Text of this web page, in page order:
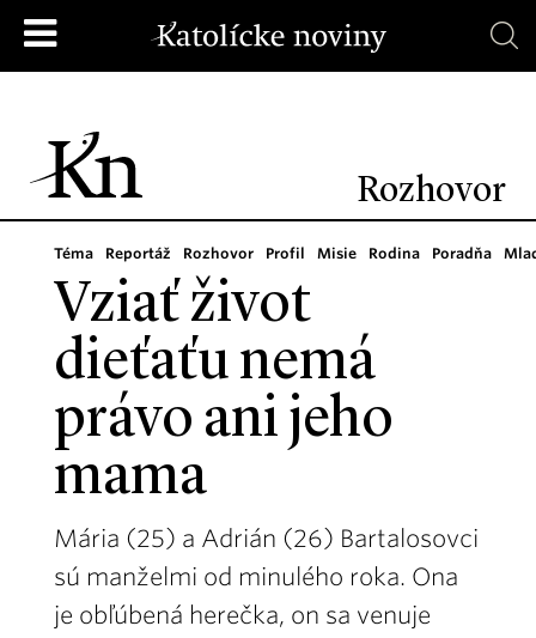
Rozhovor
Téma Reportáž Rozhovor Profil Misie Rodina Poradňa
Vziať život
dieťaťu nemá
právo ani jeho
mama
Mária (25) a Adrián (26) Bartalosovci
sú manželmi od minulého roka. Ona
je obľúbená herečka, on sa venuje